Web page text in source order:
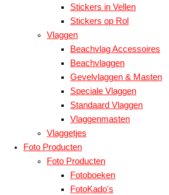
Stickers in Vellen
Stickers op Rol
Vlaggen
Beachvlag Accessoires
Beachvlaggen
Gevelvlaggen & Masten
Speciale Vlaggen
Standaard Vlaggen
Vlaggenmasten
Vlaggetjes
Foto Producten
Foto Producten
Fotoboeken
FotoKado's